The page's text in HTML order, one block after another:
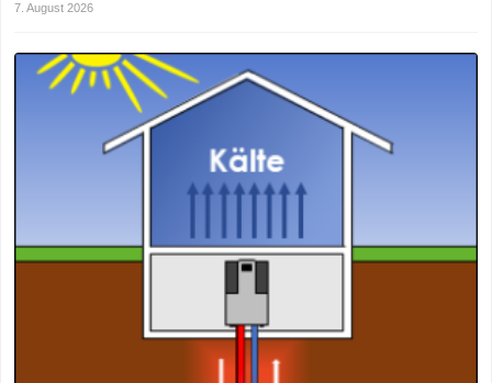
7. August 2026